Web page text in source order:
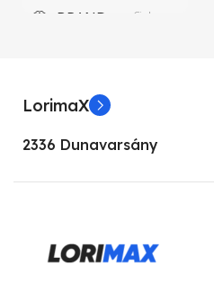
BRAND Cielo
KÉPERNYŐFELBONTÁS
LorimaX
2336 Dunavarsány